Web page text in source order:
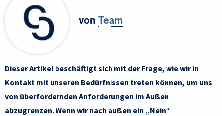
von Team
Dieser Artikel beschäftigt sich mit der Frage, wie wir in
Kontakt mit unseren Bedürfnissen treten können, um uns
von überfordernden Anforderungen im Außen
abzugrenzen. Wenn wir nach außen ein „Nein“